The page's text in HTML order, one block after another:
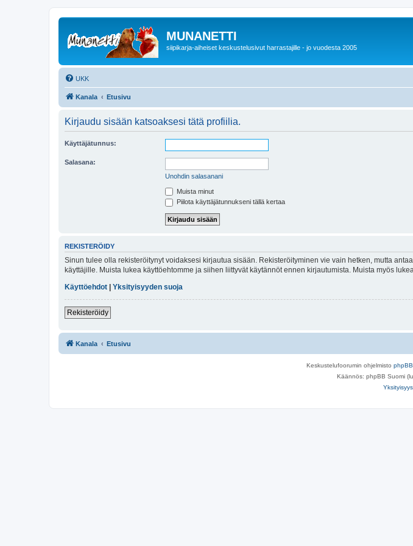
MUNANETTI
siipikarja-aiheiset keskustelusivut harrastajille - jo vuodesta 2005
UKK
Kanala Etusivu
Kirjaudu sisään katsoaksesi tätä profiilia.
Käyttäjätunnus:
Salasana:
Unohdin salasanani
Muista minut
Piilota käyttäjätunnukseni tällä kertaa
REKISTERÖIDY
Sinun tulee olla rekisteröitynyt voidaksesi kirjautua sisään. Rekisteröityminen vie vain hetken, mutta
käyttäjille. Muista lukea käyttöehtomme ja siihen liittyvät käytännöt ennen kirjautumista. Muista myös
Käyttöehdot
Yksityisyyden suoja
Rekisteröidy
Kanala Etusivu
Keskustelufoorumin ohjelmisto phpBB
Käännös: phpBB Suomi
Yksityisyys